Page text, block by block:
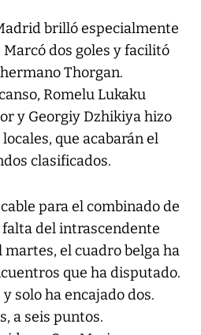
brilló especialmente
dos goles y facilitó
Thorgan.
Romelu Lukaku
y Georgiy Dzhikiya hizo
que acabarán el
clasificados.
para el combinado de
del intrascendente
el cuadro belga ha
que ha disputado.
solo ha encajado dos.
a seis puntos.